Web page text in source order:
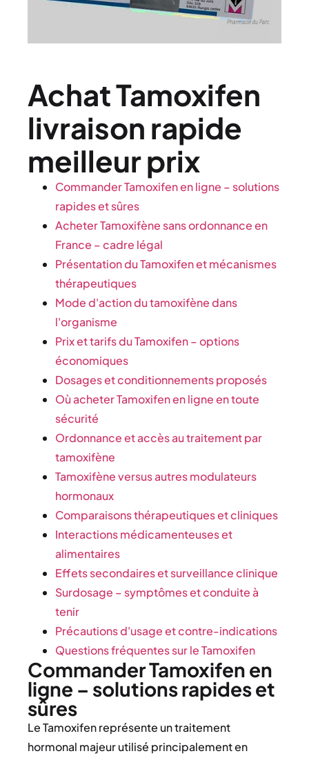
Achat Tamoxifen
livraison rapide
meilleur prix
Commander Tamoxifen en ligne – solutions
rapides et sûres
Acheter Tamoxifène sans ordonnance en
France – cadre légal
Présentation du Tamoxifen et mécanismes
thérapeutiques
Mode d'action du tamoxifène dans
l'organisme
Prix et tarifs du Tamoxifen – options
économiques
Dosages et conditionnements proposés
Où acheter Tamoxifen en ligne en toute
sécurité
Ordonnance et accès au traitement par
tamoxifène
Tamoxifène versus autres modulateurs
hormonaux
Comparaisons thérapeutiques et cliniques
Interactions médicamenteuses et
alimentaires
Effets secondaires et surveillance clinique
Surdosage – symptômes et conduite à
tenir
Précautions d'usage et contre-indications
Questions fréquentes sur le Tamoxifen
Commander Tamoxifen en
ligne – solutions rapides et
sûres
Le Tamoxifen représente un traitement
hormonal majeur utilisé principalement en